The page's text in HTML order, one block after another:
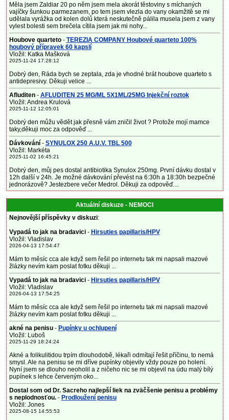
Měla jsem Zaldiar 20 po něm jsem mela akorát těstoviny s míchaných
vajíčky šunkou parmezanem, po tem jsem vlezla do vany okamžitě se mi
udělala vyrážka od kolen dolů která neskutečně pálila musela jsem z vany
vylest bolesti sem brečela cítila jsem jak mi nohy...
Houbove quarteto- TEREZIA COMPANY Houbové quarteto 100%
houbový přípravek 60 kapslí
Vložil: Katka Mašková
2025-11-24 17:28:12
Dobrý den, Ráda bych se zeptala, zda je vhodné brát houbove quarteto s
antidepresivy. Děkuji velice ...
Afluditen- AFLUDITEN 25 MG/ML 5X1ML/25MG Injekční roztok
Vložil: Andrea Krulová
2025-11-12 12:05:01
Dobrý den můžu vědět jak přesně vám zničil život ? Protože mojí mamce
taky,děkuji moc za odpověď ...
Dávkování - SYNULOX 250 A.U.V. TBL 500
Vložil: Markéta
2025-11-02 16:45:21
Dobrý den, můj pes dostal antibiotika Synulox 250mg. První dávku dostal v
12h další v 24h. Je možné dávkování převést na 6:30h a 18:30h bezpečné
jednorázově? Jestezbere večer Medrol. Děkuji za odpověď....
Aktuální diskuze - NEMOCI
Nejnovější příspěvky v diskuzi:
Vypadá to jak na bradavici - Hirsuties papillaris/HPV
Vložil: Vladislav
2026-04-13 17:54:47
Mám to měsíc cca ale když sem řešil po internetu tak mi napsali mazové
žlázky nevím kam poslat fotku děkuji ...
Vypadá to jak na bradavici - Hirsuties papillaris/HPV
Vložil: Vladislav
2026-04-13 17:54:25
Mám to měsíc cca ale když sem řešil po internetu tak mi napsali mazové
žlázky nevím kam poslat fotku děkuji ...
akné na penisu- Pupínky u ochlupení
Vložil: Luboš
2025-11-29 18:24:24
Akné a folikulitidou trpím dlouhodobě, lékaři odmítají řešit příčinu, to nemá
smysl. Ale na penisu se mi dříve pupínky objevily vždy pouze po holení.
Nyní jsem se dlouho neoholil a z ničeho nic se mi objevil na údu malý bílý
pupínek s lehce červeným oko...
Dostal som od Dr. Sacreho najlepší liek na zväčšenie penisu a problémy
s neplodnosťou.- Prodloužení penisu
Vložil: Jones
2025-08-15 14:55:53